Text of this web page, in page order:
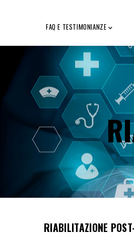
FAQ E TESTIMONIANZE
RIABILITAZIONE